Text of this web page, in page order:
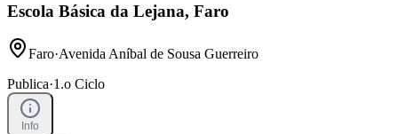
Escola Básica da Lejana, Faro
Faro·Avenida Aníbal de Sousa Guerreiro
Publica·1.o Ciclo
Info